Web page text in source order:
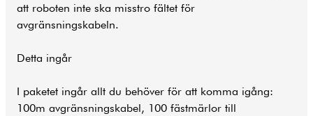
att roboten inte ska misstro fältet för
avgränsningskabeln.
Detta ingår
I paketet ingår allt du behöver för att komma igång:
100m avgränsningskabel, 100 fästmärlor till